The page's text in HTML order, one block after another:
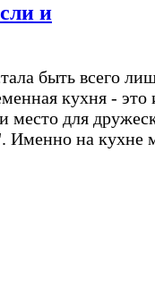
и
быть всего
кухня - это
место для
Именно на кухне